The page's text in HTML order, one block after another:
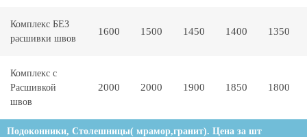
Комплекс БЕЗ
расшивки швов
1600 1500 1450 1400 1350
Комплекс с
Расшивкой
швов
2000 2000 1900 1850 1800
Подоконники, Столешницы( мрамор,гранит). Цена за шт